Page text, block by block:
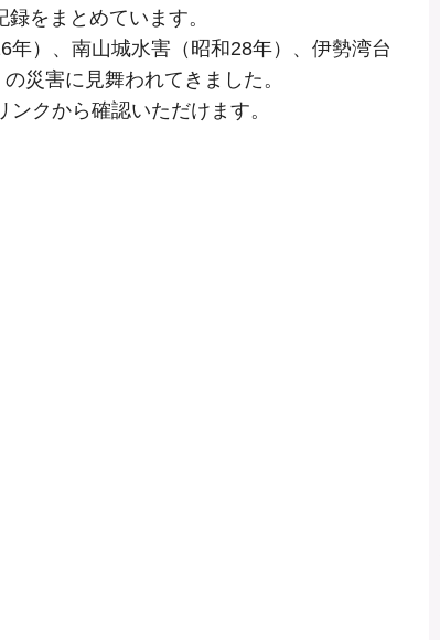
をまとめています。
）、南山城水害（昭和28年）、伊勢湾台
災害に見舞われてきました。
クから確認いただけます。